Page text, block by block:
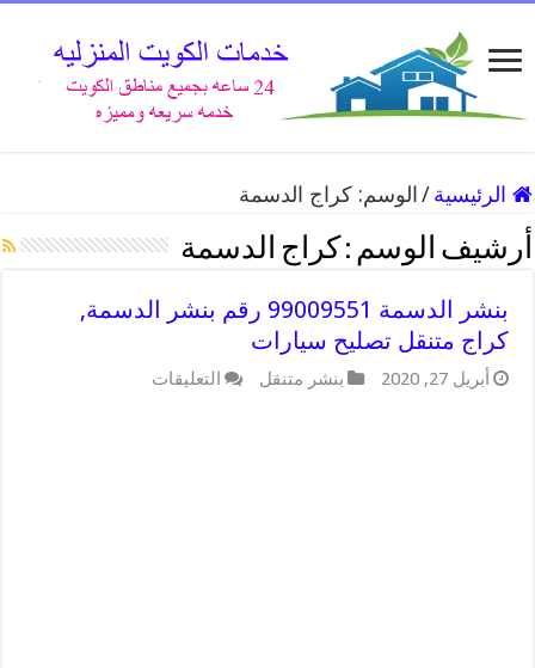
الرئيسية / الوسم:كراج الدسمة
أرشيف الوسم : كراج الدسمة
بنشر الدسمة 99009551 رقم بنشر الدسمة,
كراج متنقل تصليح سيارات
أبريل 27, 2020 بنشر متنقل التعليقات